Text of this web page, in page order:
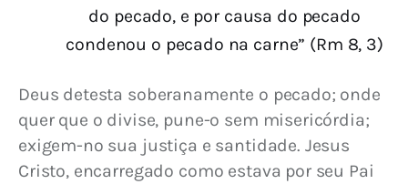
do pecado, e por causa do pecado
condenou o pecado na carne” (Rm 8, 3)
Deus detesta soberanamente o pecado; onde
quer que o divise, pune-o sem misericórdia;
exigem-no sua justiça e santidade. Jesus
Cristo, encarregado como estava por seu Pai